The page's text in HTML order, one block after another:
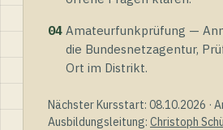
04 Amateurfunkprüfung —
die Bundesnetzagentur,
Ort im Distrikt.
Nächster Kursstart: 08.10.2026 ·
Ausbildungsleitung: Christoph